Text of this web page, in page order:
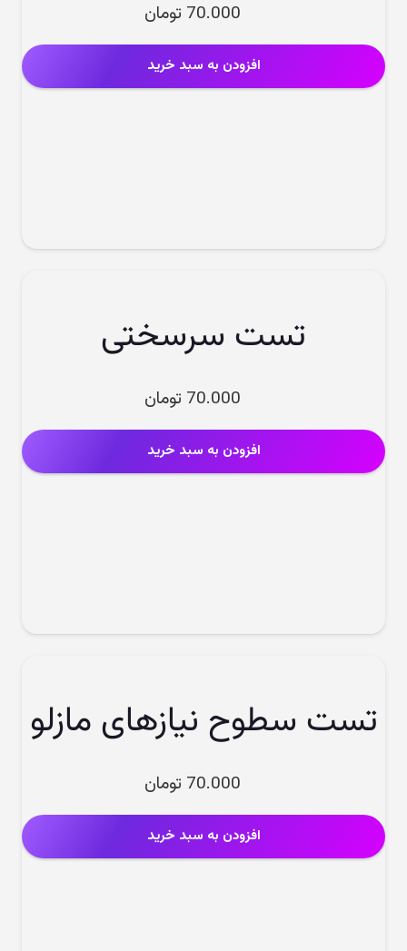
70.000 تومان
افزودن به سبد خرید
تست سرسختی
70.000 تومان
افزودن به سبد خرید
تست سطوح نیازهای مازلو
70.000 تومان
افزودن به سبد خرید